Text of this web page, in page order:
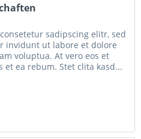
sadipscing elitr, sed
invidunt ut labore et dolore
voluptua. At vero eos et
et ea rebum. Stet clita kasd...